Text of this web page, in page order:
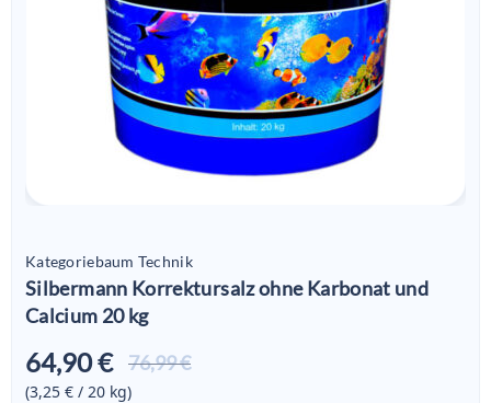
Kategoriebaum Technik
Silbermann Korrektursalz ohne Karbonat und
Calcium 20 kg
76,99 €
64,90 €
Aktueller
(3,25 € / 20 kg)